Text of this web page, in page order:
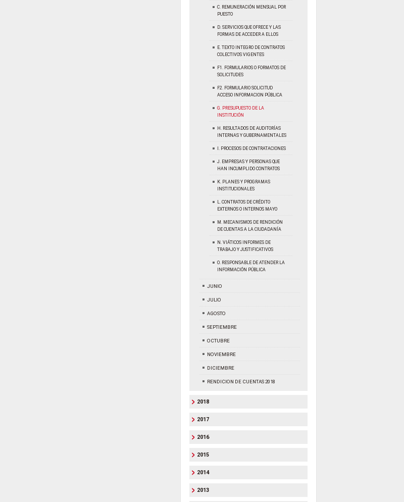
C. REMUNERACIÓN MENSUAL POR
PUESTO
D. SERVICIOS QUE OFRECE Y LAS
FORMAS DE ACCEDER A ELLOS
E. TEXTO INTEGRO DE CONTRATOS
COLECTIVOS VIGENTES
F1. FORMULARIOS O FORMATOS DE
SOLICITUDES
F2. FORMULARIO SOLICITUD
ACCESO INFORMACION PÚBLICA
G. PRESUPUESTO DE LA
INSTITUCIÓN
H. RESULTADOS DE AUDITORÍAS
INTERNAS Y GUBERNAMENTALES
I. PROCESOS DE CONTRATACIONES
J. EMPRESAS Y PERSONAS QUE
HAN INCUMPLIDO CONTRATOS
K. PLANES Y PROGRAMAS
INSTITUCIONALES
L. CONTRATOS DE CRÉDITO
EXTERNOS O INTERNOS MAYO
M. MECANISMOS DE RENDICIÓN
DE CUENTAS A LA CIUDADANÍA
N. VIÁTICOS INFORMES DE
TRABAJO Y JUSTIFICATIVOS
O. RESPONSABLE DE ATENDER LA
INFORMACIÓN PÚBLICA
JUNIO
JULIO
AGOSTO
SEPTIEMBRE
OCTUBRE
NOVIEMBRE
DICIEMBRE
RENDICION DE CUENTAS 2018
2018
2017
2016
2015
2014
2013